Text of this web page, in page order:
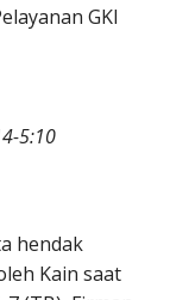
GKI
5:10
hendak
Kain saat